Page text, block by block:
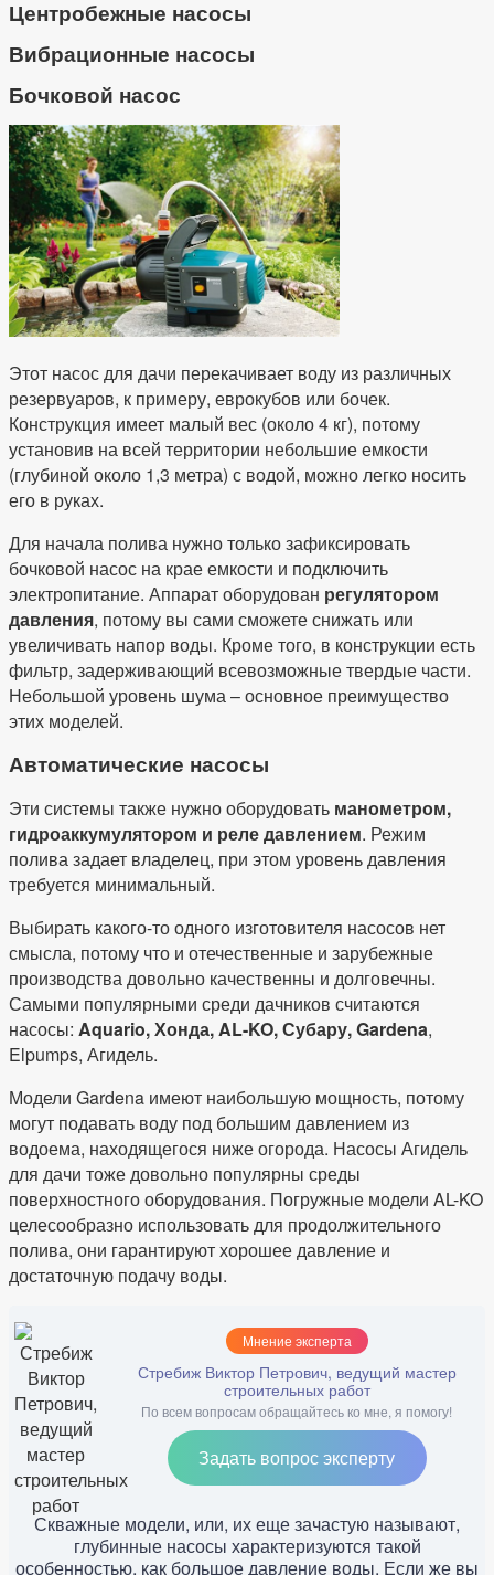
Центробежные насосы
Вибрационные насосы
Бочковой насос
Этот насос для дачи перекачивает воду из различных
резервуаров, к примеру, еврокубов или бочек.
Конструкция имеет малый вес (около 4 кг), потому
установив на всей территории небольшие емкости
(глубиной около 1,3 метра) с водой, можно легко носить
его в руках.
Для начала полива нужно только зафиксировать
бочковой насос на крае емкости и подключить
электропитание. Аппарат оборудован регулятором
давления, потому вы сами сможете снижать или
увеличивать напор воды. Кроме того, в конструкции есть
фильтр, задерживающий всевозможные твердые части.
Небольшой уровень шума – основное преимущество
этих моделей.
Автоматические насосы
Эти системы также нужно оборудовать манометром,
гидроаккумулятором и реле давлением. Режим
полива задает владелец, при этом уровень давления
требуется минимальный.
Выбирать какого-то одного изготовителя насосов нет
смысла, потому что и отечественные и зарубежные
производства довольно качественны и долговечны.
Самыми популярными среди дачников считаются
насосы: Aquario, Хонда, AL-KO, Субару, Gardena,
Elpumps, Агидель.
Модели Gardena имеют наибольшую мощность, потому
могут подавать воду под большим давлением из
водоема, находящегося ниже огорода. Насосы Агидель
для дачи тоже довольно популярны среды
поверхностного оборудования. Погружные модели AL-KO
целесообразно использовать для продолжительного
полива, они гарантируют хорошее давление и
достаточную подачу воды.
Мнение эксперта
Стребиж Виктор Петрович, ведущий мастер
строительных работ
По всем вопросам обращайтесь ко мне, я помогу!
Задать вопрос эксперту
Скважные модели, или, их еще зачастую называют,
глубинные насосы характеризуются такой
особенностью, как большое давление воды. Если же вы